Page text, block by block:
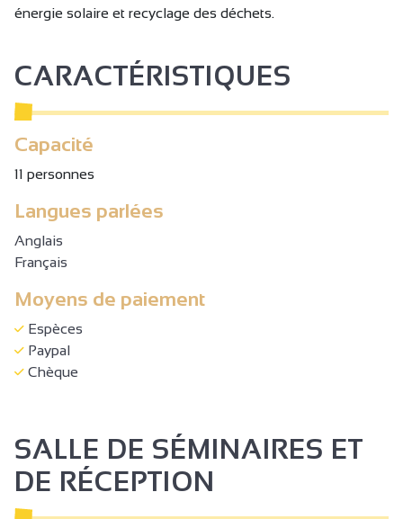
énergie solaire et recyclage des déchets.
CARACTÉRISTIQUES
Capacité
11 personnes
Langues parlées
Anglais
Français
Moyens de paiement
Espèces
Paypal
Chèque
SALLE DE SÉMINAIRES ET
DE RÉCEPTION